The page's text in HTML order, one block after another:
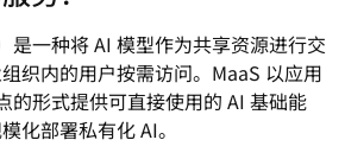
是一种将 AI 模型作为共享资源进行交
织内的用户按需访问。MaaS 以应用
的形式提供可直接使用的 AI 基础能
化部署私有化 AI。